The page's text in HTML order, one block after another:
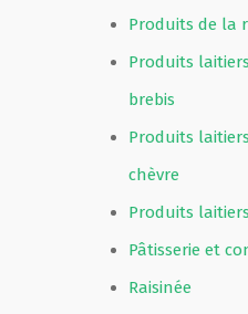
Produits de la
Produits
brebis
Produits
chèvre
Produits
Pâtisserie et
Raisinée